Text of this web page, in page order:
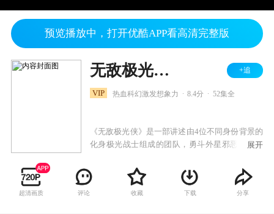
预览播放中，打开优酷APP看高清完整版
无敌极光侠 英文版 +追
VIP 热血科幻激发想象力 8.4分 52集全
《无敌极光侠》是一部讲述由4位不同身份背景的
化身极光战士组成的团队，勇斗外星邪恶力量的
面，为大家呈现出一部精彩绝伦的科幻动画剧
作。
展开
超清画质 评论 收藏 下载 分享